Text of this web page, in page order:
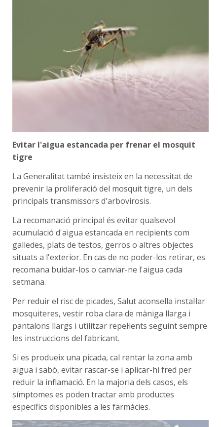
Evitar l'aigua estancada per frenar el mosquit
tigre
La Generalitat també insisteix en la necessitat de
prevenir la proliferació del mosquit tigre, un dels
principals transmissors d'arbovirosis.
La recomanació principal és evitar qualsevol
acumulació d'aigua estancada en recipients com
galledes, plats de testos, gerros o altres objectes
situats a l'exterior. En cas de no poder-los retirar, es
recomana buidar-los o canviar-ne l'aigua cada
setmana.
Per reduir el risc de picades, Salut aconsella instal·lar
mosquiteres, vestir roba clara de màniga llarga i
pantalons llargs i utilitzar repel·lents seguint sempre
les instruccions del fabricant.
Si es produeix una picada, cal rentar la zona amb
aigua i sabó, evitar rascar-se i aplicar-hi fred per
reduir la inflamació. En la majoria dels casos, els
símptomes es poden tractar amb productes
específics disponibles a les farmàcies.